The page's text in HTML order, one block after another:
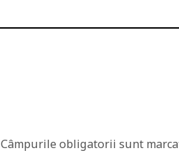
Câmpurile obligatorii sunt